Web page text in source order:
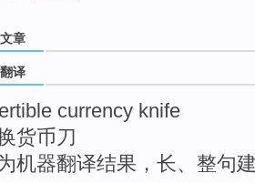
章
译
currency knife
货币刀
机器翻译结果，长、整句